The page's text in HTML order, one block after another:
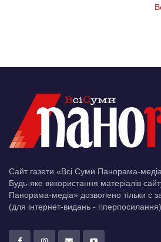
Сайт газети «Всі Суми Панорама-
Будь-яке використання матеріалів
Панорама-медіа» дозволено тільки c
(для інтернет-видань -